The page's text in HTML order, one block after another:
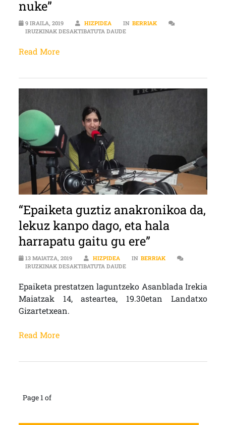
nuke”
9 IRAILA, 2019 HIZPIDEA IN BERRIAK
IRUZKINAK DESAKTIBATUTA DAUDENAGORE LÓPEZ DE LUZURIAGA
Read More
“Epaiketa guztiz anakronikoa da,
lekuz kanpo dago, eta hala
harrapatu gaitu gu ere”
13 MAIATZA, 2019 HIZPIDEA IN BERRIAK
IRUZKINAK DESAKTIBATUTA DAUDE“EPAIKETA GUZTIZ ANAKRONIKOA
Epaiketa prestatzen laguntzeko Asanblada Irekia
Maiatzak 14, asteartea, 19.30etan Landatxo
Gizartetxean.
Read More
Page 1 of